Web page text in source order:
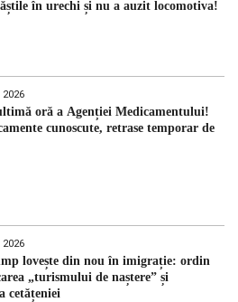
în urechi și nu a auzit locomotiva!
2026
oră a Agenției Medicamentului!
cunoscute, retrase temporar de
2026
lovește din nou în imigrație: ordin
„turismului de naștere” și
cetățeniei